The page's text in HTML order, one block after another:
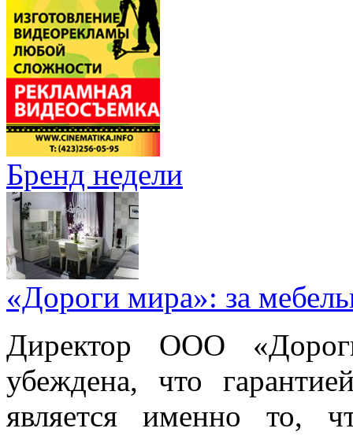
Бренд недели
«Дороги мира»: за
Директор ООО
убеждена, что
является именно то,